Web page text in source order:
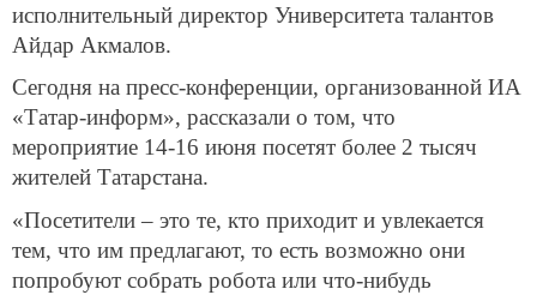
исполнительный директор Университета талантов
Айдар Акмалов.
Сегодня на пресс-конференции, организованной ИА
«Татар-информ», рассказали о том, что
мероприятие 14-16 июня посетят более 2 тысяч
жителей Татарстана.
«Посетители – это те, кто приходит и увлекается
тем, что им предлагают, то есть возможно они
попробуют собрать робота или что-нибудь